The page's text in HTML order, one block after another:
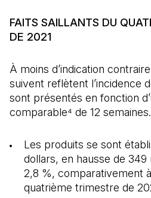
FAITS SAILLANTS DU
DE 2021
À moins d’indication
suivent reflètent l’incidence
sont présentés en fonction
comparable⁴ de 12 semaines.
Les produits se sont
dollars, en hausse de 349
2,8 %, comparativement
quatrième trimestre de